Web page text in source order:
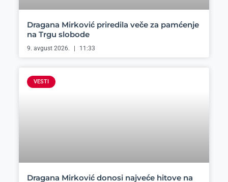
Dragana Mirković priredila veče za pamćenje
na Trgu slobode
9. avgust 2026. 11:33
VESTI
Dragana Mirković donosi najveće hitove na